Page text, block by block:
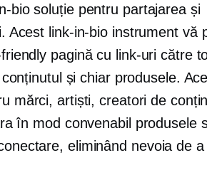
biosoluție pentru partajarea și
Acest link-in-bio instrument vă
pagină cu link-uri către
și chiar produsele.
mărci, artiști, creatori de
în mod convenabil produsele
eliminând nevoia de